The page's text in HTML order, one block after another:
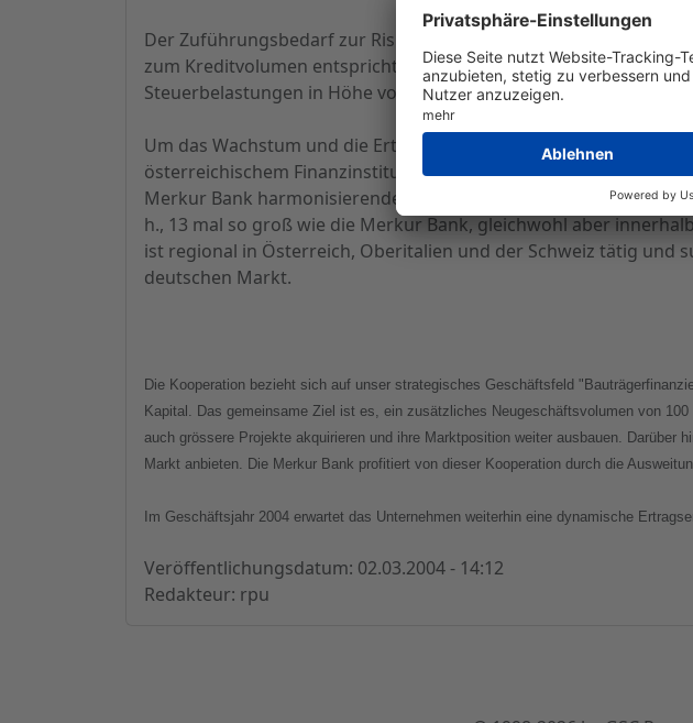
Der Zuführungsbedarf zur Risikovorsorge ist gegenüber dem
zum Kreditvolumen entspricht das einem Rückgang von rd. 9
Steuerbelastungen in Höhe von rd. 280 TEuro ergebnismindernd
Um das Wachstum und die Ertragskraft noch stärker zu
österreichischem Finanzinstitut "Hypo Tirol Bank AG,
Merkur Bank harmonisierender Kooperationspartner gefunden.
h., 13 mal so groß wie die Merkur Bank, gleichwohl aber
ist regional in Österreich, Oberitalien und der Schweiz tätig und
deutschen Markt.
Die Kooperation bezieht sich auf unser strategisches Geschäftsfeld
Kapital. Das gemeinsame Ziel ist es, ein zusätzliches Neugeschäftsvolumen von
auch grössere Projekte akquirieren und ihre Marktposition weiter ausbauen.
Markt anbieten. Die Merkur Bank profitiert von dieser Kooperation durch die
Im Geschäftsjahr 2004 erwartet das Unternehmen weiterhin eine dynamische
Veröffentlichungsdatum: 02.03.2004 - 14:12
Redakteur: rpu